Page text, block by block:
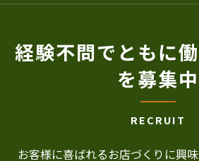
経験不問でともに
を募集中
RECRUIT
お客様に喜ばれるお店づくりに興